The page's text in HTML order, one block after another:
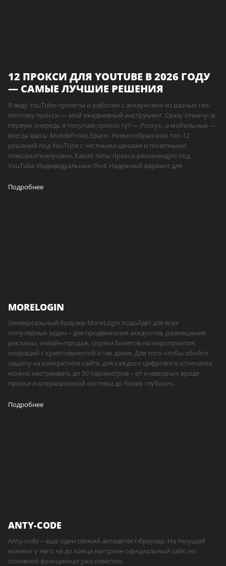
12 ПРОКСИ ДЛЯ YOUTUBE В 2026 ГОДУ
— САМЫЕ ЛУЧШИЕ РЕШЕНИЯ
Я веду YouTube-проекты и работаю с аккаунтами из разных гео,
поэтому прокси — мой ежедневный инструмент. Сразу отмечу: в
первую очередь я покупаю прокси тут — Proxys , а мобильные —
всегда здесь: MobileProxy.Space . Ниже собрал мои топ-12
решений под YouTube с честными ценами и понятными
плюсами/минусами. Какие типы прокси рекомендую под
YouTube Индивидуальные IPv4. Надёжный вариант для
Подробнее
MORELOGIN
Универсальный браузер MoreLogin подойдёт для всех
популярных задач – для продвижения аккаунтов, размещения
рекламы, онлайн-продаж, скупки билетов на мероприятия,
операций с криптовалютой и так далее. Для того чтобы обойти
защиту на конкретном сайте, для каждого цифрового отпечатка
можно настраивать до 50 параметров – от очевидных вроде
прокси и операционной системы до более глубоких,
Подробнее
ANTY-CODE
Anty-code – ещё один свежий антидетект-браузер. На текущий
момент у него не до конца настроен официальный сайт, но
основной функционал уже известен.